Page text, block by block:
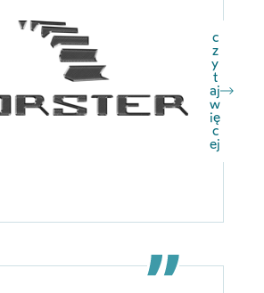
c
z
y
t
aj
w
ię
c
ej